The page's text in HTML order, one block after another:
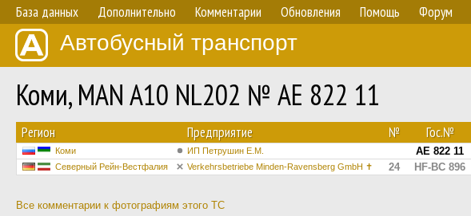
База данных Дополнительно Комментарии Обновления Помощь Форум
Автобусный транспорт
Коми, MAN A10 NL202 № АЕ 822 11
Регион Предприятие № Гос.№
Коми ИП Петрушин Е.М. АЕ 822 11
Северный Рейн-Вестфалия Verkehrsbetriebe Minden-Ravensberg GmbH ✝ 24 HF-BC 896
Все комментарии к фотографиям этого ТС